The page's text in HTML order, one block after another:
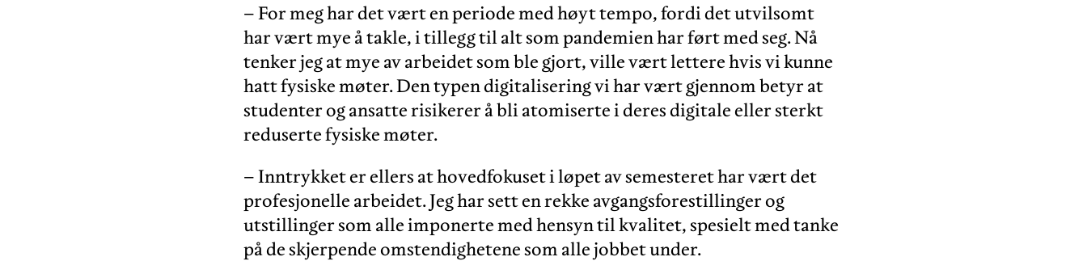
– For meg har det vært en periode med høyt tempo, fordi det utvilsomt
har vært mye å takle, i tillegg til alt som pandemien har ført med seg. Nå
tenker jeg at mye av arbeidet som ble gjort, ville vært lettere hvis vi kunne
hatt fysiske møter. Den typen digitalisering vi har vært gjennom betyr at
studenter og ansatte risikerer å bli atomiserte i deres digitale eller sterkt
reduserte fysiske møter.
– Inntrykket er ellers at hovedfokuset i løpet av semesteret har vært det
profesjonelle arbeidet. Jeg har sett en rekke avgangsforestillinger og
utstillinger som alle imponerte med hensyn til kvalitet, spesielt med tanke
på de skjerpende omstendighetene som alle jobbet under.